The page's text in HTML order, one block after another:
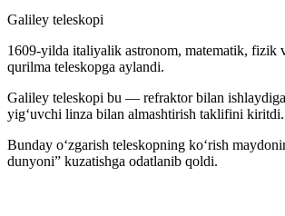
Galiley teleskopi
1609-yilda italiyalik astronom, matematik, fizik
qurilma teleskopga aylandi.
Galiley teleskopi bu — refraktor bilan
yigʻuvchi linza bilan almashtirish taklifini
Bunday oʻzgarish teleskopning koʻrish
dunyoni” kuzatishga odatlanib qoldi.